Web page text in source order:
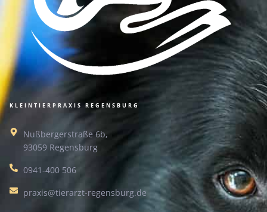
KLEINTIERPRAXIS REGENSBURG
Nußbergerstraße 6b,
93059 Regensburg
0941-400 506
praxis@tierarzt-regensburg.de